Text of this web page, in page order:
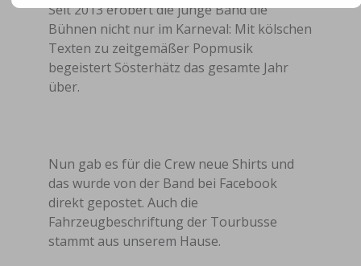
Seit 2013 erobert die junge Band die
Bühnen nicht nur im Karneval: Mit kölschen
Texten zu zeitgemäßer Popmusik
begeistert Sösterhätz das gesamte Jahr
über.
Nun gab es für die Crew neue Shirts und
das wurde von der Band bei Facebook
direkt gepostet. Auch die
Fahrzeugbeschriftung der Tourbusse
stammt aus unserem Hause.